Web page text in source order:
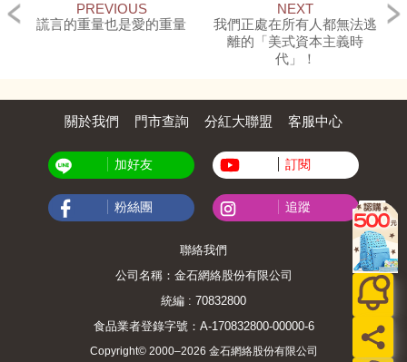
PREVIOUS
謊言的重量也是愛的重量
NEXT
我們正處在所有人都無法逃
離的「美式資本主義時
代」！
關於我們 門市查詢 分紅大聯盟 客服中心
加好友 訂閱
粉絲團 追蹤
聯絡我們
公司名稱：金石網絡股份有限公司
統編 : 70832800
食品業者登錄字號：A-170832800-00000-6
Copyright© 2000–2026 金石網絡股份有限公司